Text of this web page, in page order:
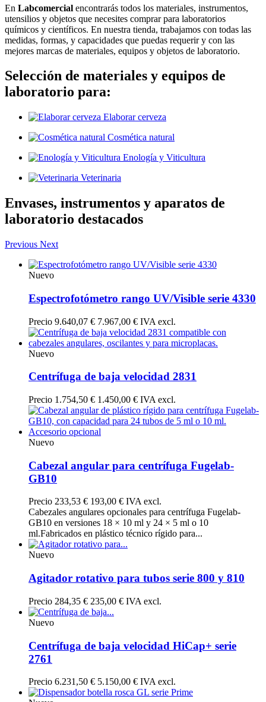
En Labcomercial encontrarás todos los materiales, instrumentos,
utensilios y objetos que necesites comprar para laboratorios
químicos y científicos. En nuestra tienda, trabajamos con todas las
medidas, formas, y capacidades que puedas requerir y con las
mejores marcas de materiales, equipos y objetos de laboratorio.
Selección de materiales y equipos de
laboratorio para:
Elaborar cerveza
Cosmética natural
Enología y Viticultura
Veterinaria
Envases, instrumentos y aparatos de
laboratorio destacados
Previous Next
Nuevo
Espectrofotómetro rango UV/Visible serie 4330
Precio 9.640,07 € 7.967,00 € IVA excl.
Nuevo
Centrífuga de baja velocidad 2831
Precio 1.754,50 € 1.450,00 € IVA excl.
Nuevo
Cabezal angular para centrífuga Fugelab-
GB10
Precio 233,53 € 193,00 € IVA excl.
Cabezales angulares opcionales para centrífuga Fugelab-
GB10 en versiones 18 × 10 ml y 24 × 5 ml o 10
ml.Fabricados en plástico técnico rígido para...
Nuevo
Agitador rotativo para tubos serie 800 y 810
Precio 284,35 € 235,00 € IVA excl.
Nuevo
Centrífuga de baja velocidad HiCap+ serie
2761
Precio 6.231,50 € 5.150,00 € IVA excl.